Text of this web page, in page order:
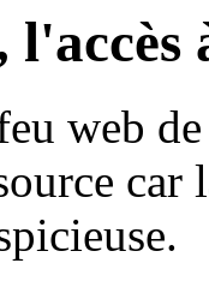
l'accès
web
car